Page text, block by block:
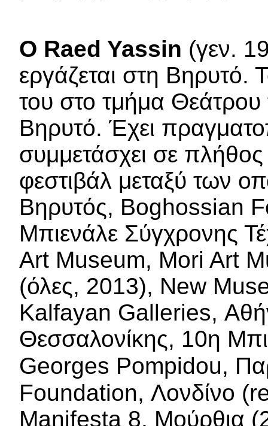
Ο Raed Yassin (γεν.
εργάζεται στη Βηρυτό.
του στο τμήμα
Βηρυτό. Έχει
συμμετάσχει σε
φεστιβάλ μεταξύ των
Βηρυτός, Boghossian
Μπιενάλε Σύγχρονης
Art Museum, Mori Art
(όλες, 2013), New
Kalfayan Galleries,
Θεσσαλονίκης, 10η
Georges Pompidou,
Foundation, Λονδίνο
Manifesta 8, Μούρθια